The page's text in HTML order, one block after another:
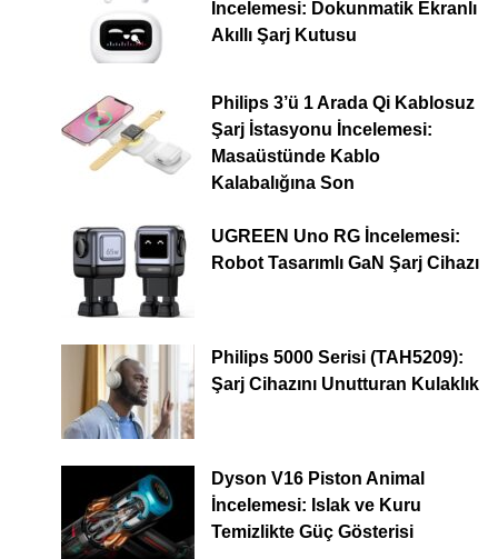
İncelemesi: Dokunmatik Ekranlı
Akıllı Şarj Kutusu
Philips 3’ü 1 Arada Qi Kablosuz
Şarj İstasyonu İncelemesi:
Masaüstünde Kablo
Kalabalığına Son
UGREEN Uno RG İncelemesi:
Robot Tasarımlı GaN Şarj Cihazı
Philips 5000 Serisi (TAH5209):
Şarj Cihazını Unutturan Kulaklık
Dyson V16 Piston Animal
İncelemesi: Islak ve Kuru
Temizlikte Güç Gösterisi